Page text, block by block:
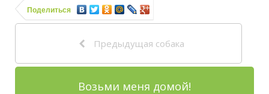
Поделиться
Предыдущая собака
Возьми меня домой!